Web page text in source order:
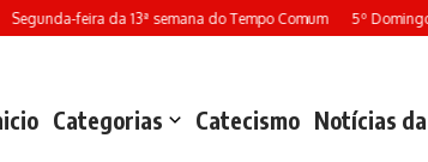
Segunda-feira da 13ª semana do Tempo Comum 5º
Categorias Catecismo Notícias